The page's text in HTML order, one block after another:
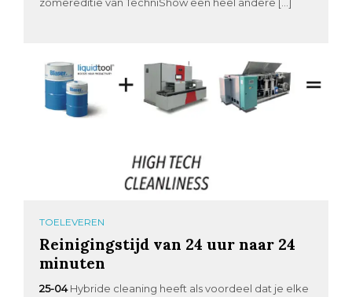
TOELEVEREN
Reinigingstijd van 24 uur naar 24
minuten
25-04 Hybride cleaning heeft als voordeel dat je elke